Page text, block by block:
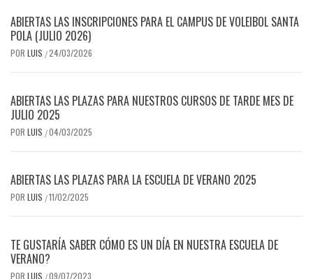
ABIERTAS LAS INSCRIPCIONES PARA EL CAMPUS DE VOLEIBOL SANTA
POLA (JULIO 2026)
POR LUIS /24/03/2026
ABIERTAS LAS PLAZAS PARA NUESTROS CURSOS DE TARDE MES DE
JULIO 2025
POR LUIS /04/03/2025
ABIERTAS LAS PLAZAS PARA LA ESCUELA DE VERANO 2025
POR LUIS /11/02/2025
TE GUSTARÍA SABER CÓMO ES UN DÍA EN NUESTRA ESCUELA DE
VERANO?
POR LUIS /09/07/2023